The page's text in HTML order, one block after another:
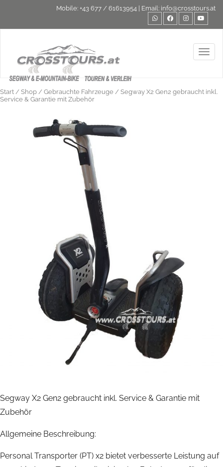
Mobile: +43 677 / 61613954 | Email: info@crosstours.at
Start / Shop / Gebrauchte Fahrzeuge / Segway X2 Gen2 gebraucht inkl.
Service & Garantie mit Zubehör
Segway X2 Gen2 gebraucht inkl. Service & Garantie mit
Zubehör
Allgemeine Beschreibung:
Personal Transporter (PT) x2 bietet verbesserte Leistung auf